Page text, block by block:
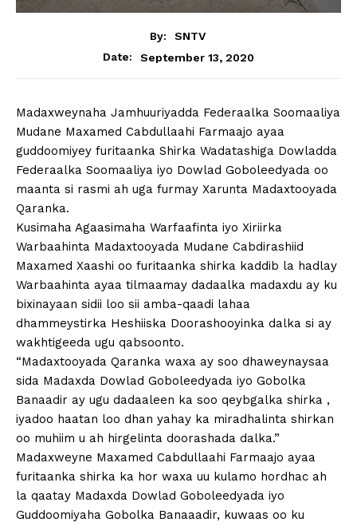
By:
SNTV
Date:
September 13, 2020
Madaxweynaha Jamhuuriyadda Federaalka Soomaaliya
Mudane Maxamed Cabdullaahi Farmaajo ayaa
guddoomiyey furitaanka Shirka Wadatashiga Dowladda
Federaalka Soomaaliya iyo Dowlad Goboleedyada oo
maanta si rasmi ah uga furmay Xarunta Madaxtooyada
Qaranka.
Kusimaha Agaasimaha Warfaafinta iyo Xiriirka
Warbaahinta Madaxtooyada Mudane Cabdirashiid
Maxamed Xaashi oo furitaanka shirka kaddib la hadlay
Warbaahinta ayaa tilmaamay dadaalka madaxdu ay ku
bixinayaan sidii loo sii amba-qaadi lahaa
dhammeystirka Heshiiska Doorashooyinka dalka si ay
wakhtigeeda ugu qabsoonto.
“Madaxtooyada Qaranka waxa ay soo dhaweynaysaa
sida Madaxda Dowlad Goboleedyada iyo Gobolka
Banaadir ay ugu dadaaleen ka soo qeybgalka shirka ,
iyadoo haatan loo dhan yahay ka miradhalinta shirkan
oo muhiim u ah hirgelinta doorashada dalka.”
Madaxweyne Maxamed Cabdullaahi Farmaajo ayaa
furitaanka shirka ka hor waxa uu kulamo hordhac ah
la qaatay Madaxda Dowlad Goboleedyada iyo
Guddoomiyaha Gobolka Banaaadir, kuwaas oo ku